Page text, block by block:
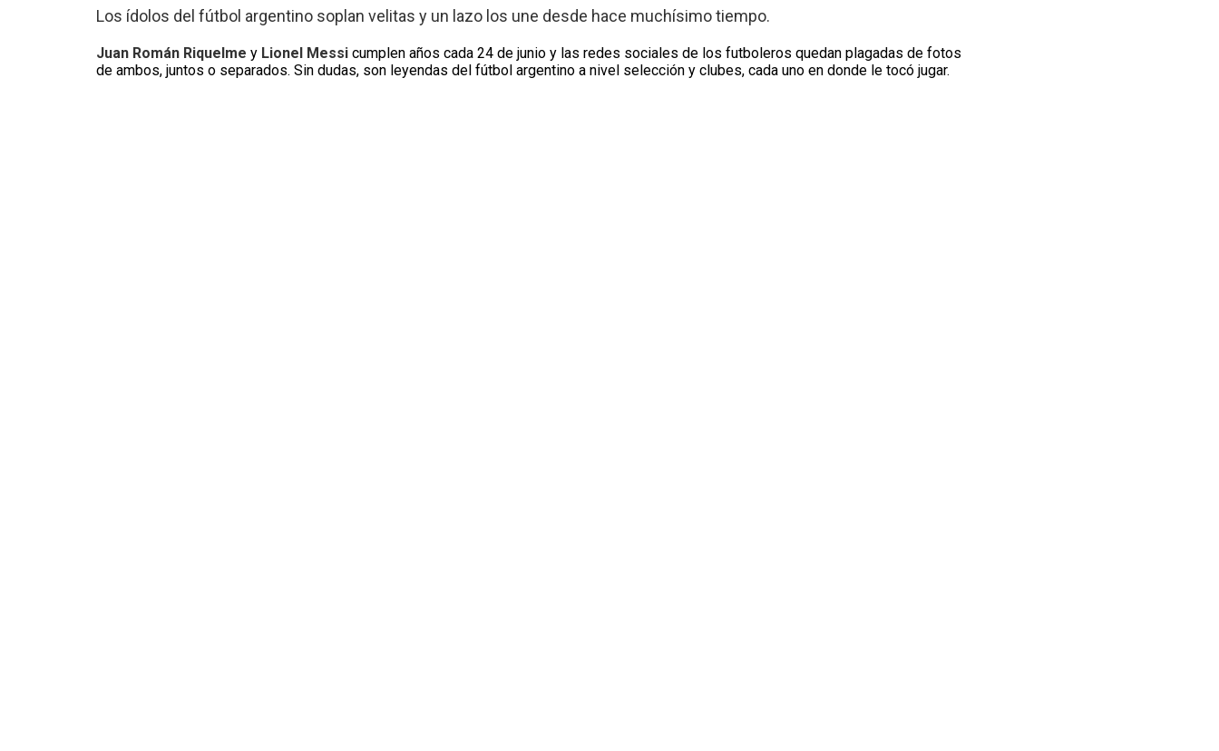
Los ídolos del fútbol argentino soplan velitas y un lazo los une desde hace muchísimo tiempo.
Juan RománRiquelme y Lionel Messicumplen años cada 24 de junio y las redes sociales de los futboleros quedan plagadas de fotos
de ambos, juntos o separados. Sin dudas, son leyendas del fútbol argentino a nivel selección y clubes, cada uno en donde le tocó jugar.